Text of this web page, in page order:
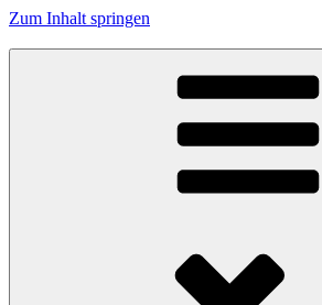
Zum Inhalt springen
Turnerschaft Kennelbach